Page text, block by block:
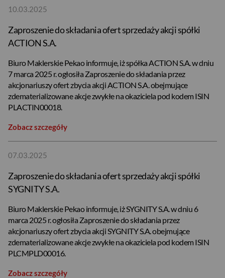
10.03.2025
Zaproszenie do składania ofert sprzedaży akcji spółki
ACTION S.A.
Biuro Maklerskie Pekao informuje, iż spółka ACTION S.A. w dniu
7 marca 2025 r. ogłosiła Zaproszenie do składania przez
akcjonariuszy ofert zbycia akcji ACTION S.A. obejmujące
zdematerializowane akcje zwykłe na okaziciela pod kodem ISIN
PLACTIN00018.
Zobacz szczegóły
07.03.2025
Zaproszenie do składania ofert sprzedaży akcji spółki
SYGNITY S.A.
Biuro Maklerskie Pekao informuje, iż SYGNITY S.A. w dniu 6
marca 2025 r. ogłosiła Zaproszenie do składania przez
akcjonariuszy ofert zbycia akcji SYGNITY S.A. obejmujące
zdematerializowane akcje zwykłe na okaziciela pod kodem ISIN
PLCMPLD00016.
Zobacz szczegóły